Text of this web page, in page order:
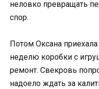
неловко превращать
спор.
Потом Оксана
неделю коробки с
ремонт. Свекровь
надоело ждать за